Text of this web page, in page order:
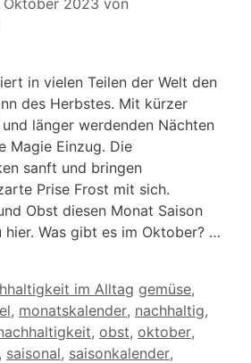
in vielen Teilen der Welt den
des Herbstes. Mit kürzer
länger werdenden Nächten
Magie Einzug. Die
sanft und bringen
Prise Frost mit sich.
Obst diesen Monat Saison
hier. Was gibt es im Oktober? …
im Alltag Schlagwörter
gemüse,
, monatskalender, nachhaltig,
, obst, oktober,
, saisonal, saisonkalender,